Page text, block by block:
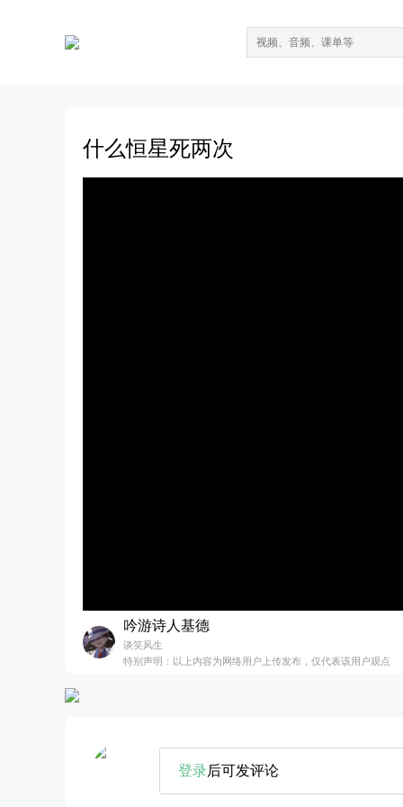
什么恒星死两次
吟游诗人基德
谈笑风生
特别声明：以上内容为网络用户上传发布，仅代表该用户观点
登录后可发评论